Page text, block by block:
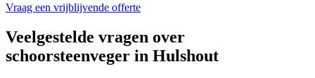
Vraag een vrijblijvende offerte
Veelgestelde vragen over
schoorsteenveger in Hulshout